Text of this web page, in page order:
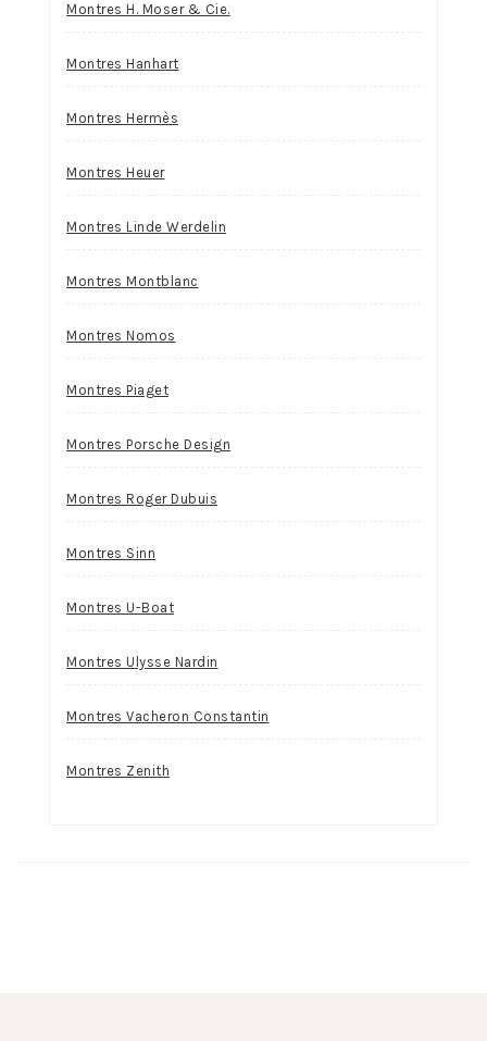
Montres H. Moser & Cie.
Montres Hanhart
Montres Hermès
Montres Heuer
Montres Linde Werdelin
Montres Montblanc
Montres Nomos
Montres Piaget
Montres Porsche Design
Montres Roger Dubuis
Montres Sinn
Montres U-Boat
Montres Ulysse Nardin
Montres Vacheron Constantin
Montres Zenith